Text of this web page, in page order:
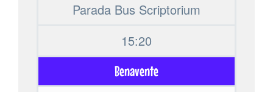
Parada Bus Scriptorium
15:20
Benavente